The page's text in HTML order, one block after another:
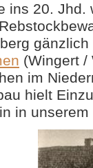
ins 20. Jhd.
(Wingert /
im
hielt
in unserem